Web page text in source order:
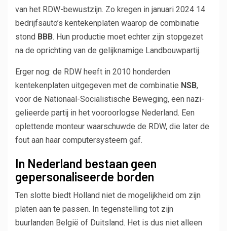
van het RDW-bewustzijn. Zo kregen in januari 2024 14
bedrijfsauto’s kentekenplaten waarop de combinatie
stond BBB. Hun productie moet echter zijn stopgezet
na de oprichting van de gelijknamige Landbouwpartij.
Erger nog: de RDW heeft in 2010 honderden
kentekenplaten uitgegeven met de combinatie NSB,
voor de Nationaal-Socialistische Beweging, een nazi-
gelieerde partij in het vooroorlogse Nederland. Een
oplettende monteur waarschuwde de RDW, die later de
fout aan haar computersysteem gaf.
In Nederland bestaan ​​geen
gepersonaliseerde borden
Ten slotte biedt Holland niet de mogelijkheid om zijn
platen aan te passen. In tegenstelling tot zijn
buurlanden België of Duitsland. Het is dus niet alleen